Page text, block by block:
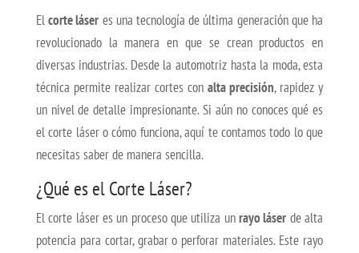
Elcorte láser es una tecnología de última generación que ha
revolucionado la manera en que se crean productos en
diversas industrias. Desde la automotriz hasta la moda, esta
técnica permite realizar cortes conalta precisión, rapidez y
un nivel de detalle impresionante. Si aún no conoces qué es
el corte láser o cómo funciona, aquí te contamos todo lo que
necesitas saber de manera sencilla.
¿Qué es el Corte Láser?
El corte láser es un proceso que utiliza unrayo láser de alta
potencia para cortar, grabar o perforar materiales. Este rayo